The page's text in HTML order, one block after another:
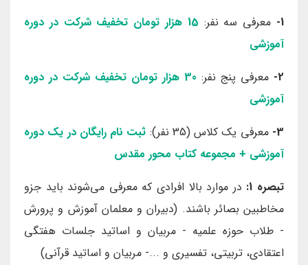
1- معرفی سه نفر:
15 هزار تومان تخفیف شرکت در دوره‌
آموزشی
2- معرفی پنج نفر: 30 هزار تومان
تخفیف شرکت در دوره‌
آموزشی
3- معرفی یک کلاس (35 نفر):
ثبت نام رایگان در یک دوره
آموزشی + مجموعه کتاب محور مقدس
تبصره 1:
در موارد بالا افرادی که معرفی می‌شوند باید جزو
مخاطبین بصائر باشند. (دبیران و معلمان آموزش و پرورش
- طلاب حوزه علمیه - مربیان و اساتید جلسات هفتگی
اعتقادی، تربیتی، تفسیری و ...- مربیان و اساتید قرآنی)